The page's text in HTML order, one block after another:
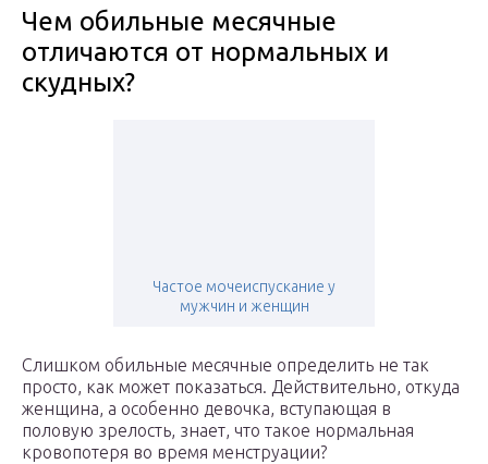
Чем обильные месячные
отличаются от нормальных и
скудных?
Частое мочеиспускание у
мужчин и женщин
Слишком обильные месячные определить не так
просто, как может показаться. Действительно, откуда
женщина, а особенно девочка, вступающая в
половую зрелость, знает, что такое нормальная
кровопотеря во время менструации?